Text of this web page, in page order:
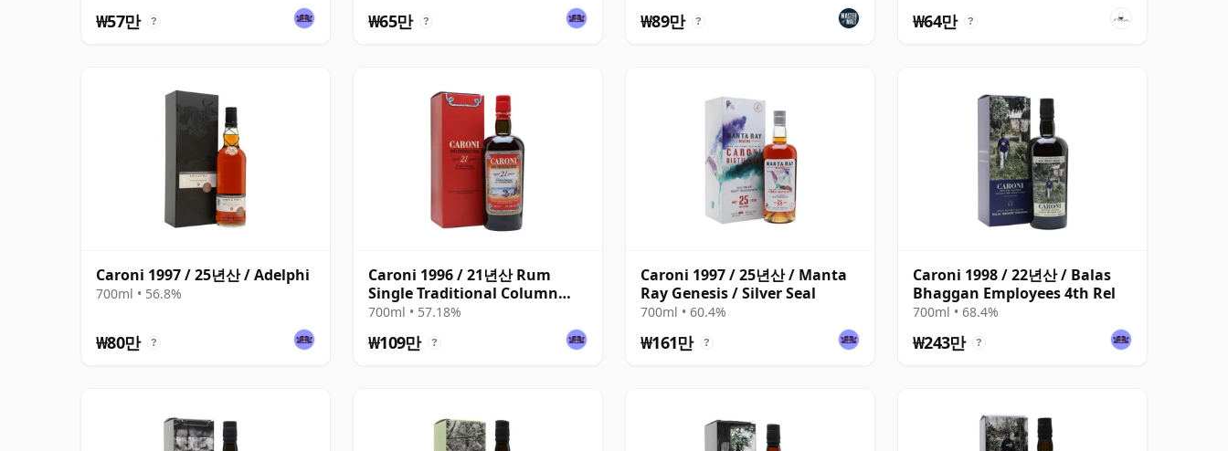
₩57만 ? ₩65만 ? ₩89만 ? ₩64만 ?
Caroni 1997 / 25년산 / Adelphi
700ml • 56.8%
₩80만 ?
Caroni 1996 / 21년산 Rum
Single Traditional Column
Still Rum
700ml • 57.18%
₩109만 ?
Caroni 1997 / 25년산 / Manta
Ray Genesis / Silver Seal
700ml • 60.4%
₩161만 ?
Caroni 1998 / 22년산 / Balas
Bhaggan Employees 4th Rel
700ml • 68.4%
₩243만 ?